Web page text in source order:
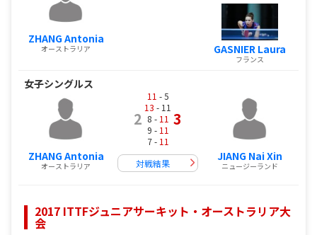
ZHANG Antonia
オーストラリア GASNIER Laura
フランス
女子シングルス
ZHANG Antonia
オーストラリア
2
11 - 5
13 - 11
8 - 11
9 - 11
7 - 11
3
対戦結果
JIANG Nai Xin
ニュージーランド
2017 ITTFジュニアサーキット・オーストラリア大
会